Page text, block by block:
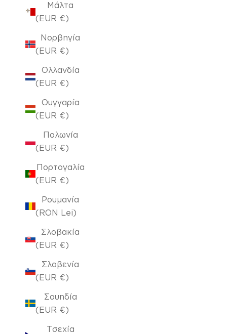
Μάλτα
(EUR €)
Νορβηγία
(EUR €)
Ολλανδία
(EUR €)
Ουγγαρία
(EUR €)
Πολωνία
(EUR €)
Πορτογαλία
(EUR €)
Ρουμανία
(RON Lei)
Σλοβακία
(EUR €)
Σλοβενία
(EUR €)
Σουηδία
(EUR €)
Τσεχία